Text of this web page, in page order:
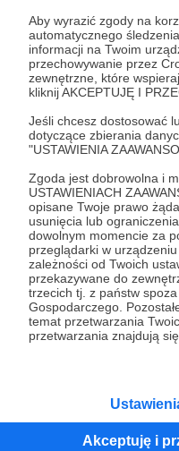
Aby wyrazić zgody na
automatycznego
informacji na Twoim
przechowywanie przez
zewnętrzne, które
kliknij AKCEPTUJĘ I
Jeśli chcesz dostosować
dotyczące zbierania
"USTAWIENIA
Zgoda jest dobrowolna i
USTAWIENIACH
opisane Twoje prawo
usunięcia lub
dowolnym momencie za
przeglądarki w
zależności od Twoich
przekazywane do
trzecich tj. z państw
Gospodarczego.
temat przetwarzania
przetwarzania znajdują
Akceptuję i
Czy na pewno chcesz
Tak,
Kategorie
O Patronite
Dodatkowe
Pomoc
RegulaminPolityka